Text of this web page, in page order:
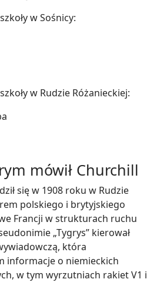
w Sośnicy:
w Rudzie Różanieckiej:
mówił Churchill
się w 1908 roku w Rudzie
polskiego i brytyjskiego
Francji w strukturach ruchu
„Tygrys” kierował
która
informacje o niemieckich
w tym wyrzutniach rakiet V1 i